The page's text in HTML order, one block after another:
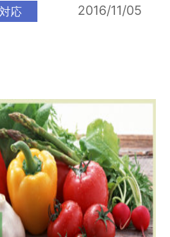
応 2016/11/05